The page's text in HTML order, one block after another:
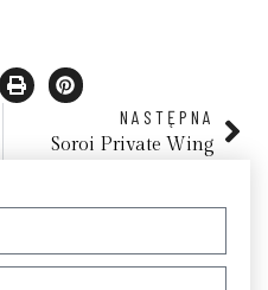
NASTĘPNA
Soroi Private Wing